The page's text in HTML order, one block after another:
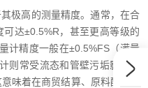
极高的测量精度。通常，在合
达±0.5%R，甚至更高等级的
计精度一般在±0.5%FS（满量
则常受流态和管壁污垢影响，
味着在商贸结算、原料配比或